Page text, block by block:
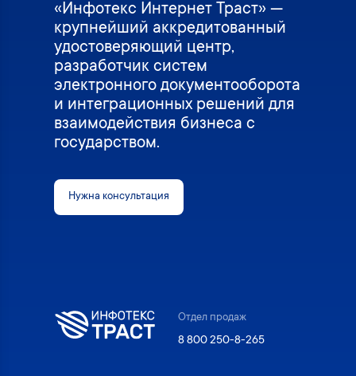
«Инфотекс Интернет Траст» —
крупнейший аккредитованный
удостоверяющий центр,
разработчик систем
электронного документооборота
и интеграционных решений для
взаимодействия бизнеса с
государством.
Нужна консультация
Отдел продаж
8 800 250-8-265